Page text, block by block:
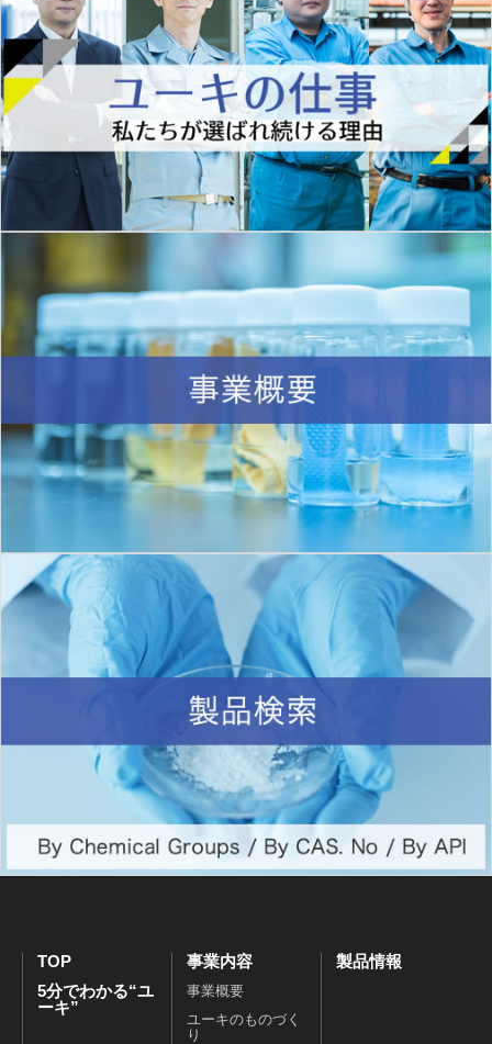
TOP
5分でわかる“ユ
ーキ”
事業内容
事業概要
ユーキのものづく
り
製品情報